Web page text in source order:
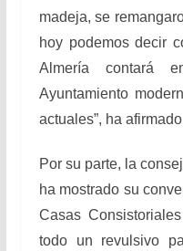
madeja, se
hoy podemos decir
Almería contará
Ayuntamiento
actuales”, ha
Por su parte, la
ha mostrado su
Casas
todo un revulsivo